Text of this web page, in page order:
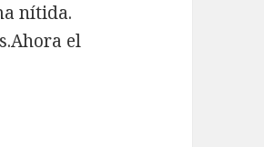
nítida.
el